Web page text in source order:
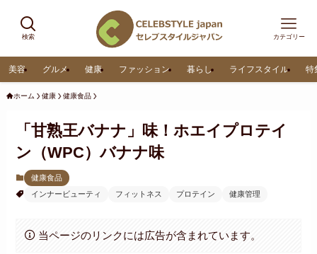
検索 カテゴリー
美容 グルメ 健康 ファッション 暮らし ライフスタイル 特
ホーム 健康 健康食品
「甘熟王バナナ」味！ホエイプロテイ
ン（WPC）バナナ味
健康食品
インナービューティ
フィットネス プロテイン 健康管理
当ページのリンクには広告が含まれています。